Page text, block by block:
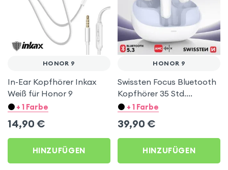
HONOR 9
In-Ear Kopfhörer Inkax
Weiß für Honor 9
+ 1 Farbe
14,90 €
HINZUFÜGEN
HONOR 9
Swissten Focus Bluetooth
Kopfhörer 35 Std.
Akkulaufzeit, Weiß für
+ 1 Farbe
39,90 €
HINZUFÜGEN